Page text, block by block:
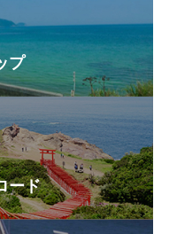
プ
ード